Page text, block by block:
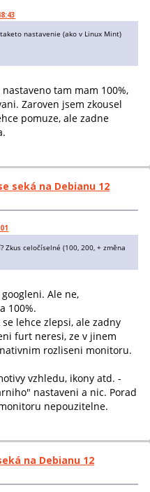
nastavenie (ako v Linux Mint)
tam mam 100%,
Zaroven jsem zkousel
pomuze, ale zadne
seká na Debianu 12
Zkus celočíselné (100, 200, + změna
Ale ne,
100%.
lehce zlepsi, ale zadny
furt neresi, ze v jinem
rozliseni monitoru.
vzhledu, ikony atd. -
nastaveni a nic. Porad
nepouzitelne.
na Debianu 12